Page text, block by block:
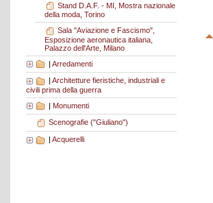
Stand D.A.F. - MI, Mostra nazionale
della moda, Torino
Sala "Aviazione e Fascismo",
Esposizione aeronautica italiana,
Palazzo dell'Arte, Milano
| Arredamenti
Architetture fieristiche, industriali e
civili prima della guerra
| Monumenti
Scenografie ("Giuliano")
| Acquerelli